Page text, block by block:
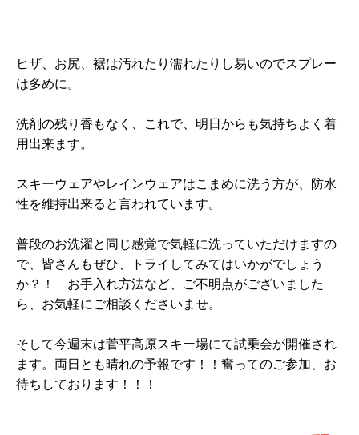
ヒザ、お尻、裾は汚れたり濡れたりし易いのでスプレー
は多めに。
洗剤の残り香もなく、これで、明日からも気持ちよく着
用出来ます。
スキーウェアやレインウェアはこまめに洗う方が、防水
性を維持出来ると言われています。
普段のお洗濯と同じ感覚で気軽に洗っていただけますの
で、皆さんもぜひ、トライしてみてはいかがでしょう
か？！ お手入れ方法など、ご不明点がございました
ら、お気軽にご相談くださいませ。
そして今週末は菅平高原スキー場にて試乗会が開催され
ます。両日とも晴れの予報です！！奮ってのご参加、お
待ちしております！！！